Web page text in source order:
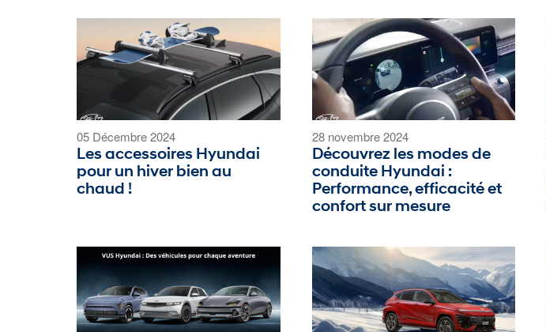
05 Décembre 2024
Les accessoires Hyundai
pour un hiver bien au
chaud !
28 novembre 2024
Découvrez les modes de
conduite Hyundai :
Performance, efficacité et
confort sur mesure